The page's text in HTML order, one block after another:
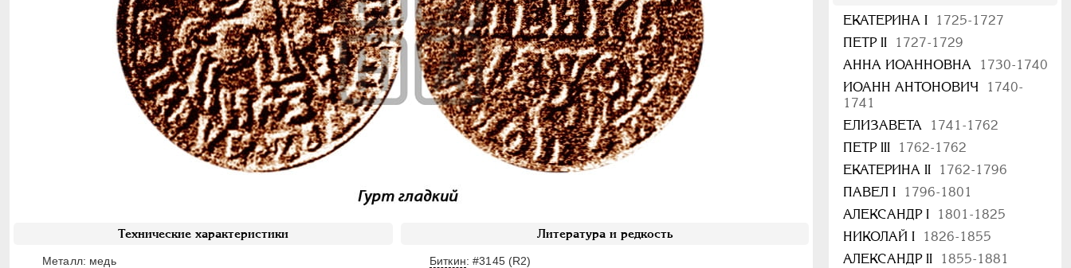
Технические характеристики
Металл: медь
Литература и редкость
Биткин: #3145 (R2)
ЕКАТЕРИНА I
1725-1727
ПЕТР II
1727-1729
АННА ИОАННОВНА
1730-1740
ИОАНН АНТОНОВИЧ
1740-
1741
ЕЛИЗАВЕТА
1741-1762
ПЕТР III
1762-1762
ЕКАТЕРИНА II
1762-1796
ПАВЕЛ I
1796-1801
АЛЕКСАНДР I
1801-1825
НИКОЛАЙ I
1826-1855
АЛЕКСАНДР II
1855-1881